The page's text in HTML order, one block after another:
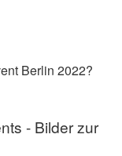
Berlin 2022?
- Bilder zur